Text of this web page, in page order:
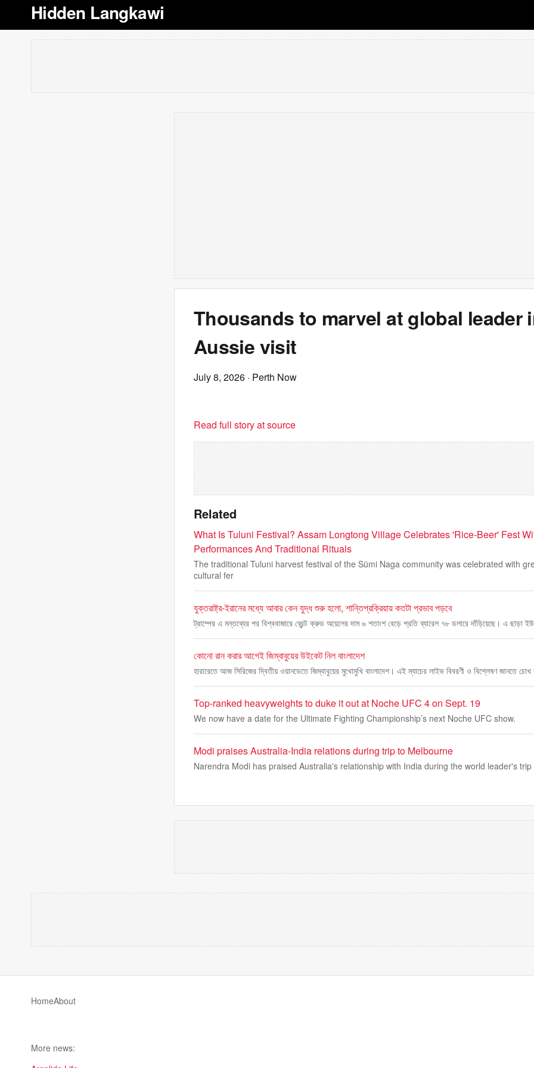
Hidden Langkawi
Thousands to marvel at global leader
Aussie visit
July 8, 2026 · Perth Now
Read full story at source
Related
What Is Tuluni Festival? Assam Longtong Village Celebrates 'Rice-Beer' Fest
Performances And Traditional Rituals
The traditional Tuluni harvest festival of the Sümi Naga community was celebrated with
cultural fer
যুক্তরাষ্ট্র-ইরানের মধ্যে আবার কেন যুদ্ধ শুরু হলো, শান্তিপ্রক্রিয়ায় কতটা প্রভাব পড়বে
ট্রাম্পের এ মন্তব্যের পর বিশ্ববাজারে ব্রেন্ট ক্রুড অয়েলের দাম ৬ শতাংশ বেড়ে প্রতি ব্যারেল ৭৮ ডলারে দাঁড়িয়েছে। এ ছাড়া
কোনো রান করার আগেই জিম্বাবুয়ের উইকেট নিল বাংলাদেশ
হারারেতে আজ সিরিজের দ্বিতীয় ওয়ানডেতে জিম্বাবুয়ের মুখোমুখি বাংলাদেশ। এই ম্যাচের লাইভ বিবরণী ও বিশ্লেষণ জানতে
Top-ranked heavyweights to duke it out at Noche UFC 4 on Sept. 19
We now have a date for the Ultimate Fighting Championship’s next Noche UFC show.
Modi praises Australia-India relations during trip to Melbourne
Narendra Modi has praised Australia's relationship with India during the world leader's
HomeAbout
More news: